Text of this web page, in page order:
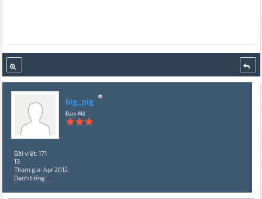
big_pig
Đam Mê
Bài viết: 171
13
Tham gia: Apr 2012
Danh tiếng: 0